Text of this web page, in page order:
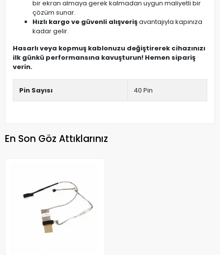
bir ekran almaya gerek kalmadan uygun maliyetli bir
çözüm sunar.
Hızlı kargo ve güvenli alışverişavantajıyla kapınıza
kadar gelir.
Hasarlı veya kopmuş kablonuzu değiştirerek cihazınızı
ilk günkü performansına kavuşturun! Hemen sipariş
verin.
Pin Sayısı 40 Pin
En Son Göz Attıklarınız